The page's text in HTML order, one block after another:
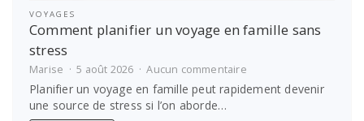
VOYAGES
Comment planifier un voyage en famille sans
stress
Marise 5 août 2026 Aucun commentairesur
Comment
planifier
Planifier un voyage en famille peut rapidement devenir
une source de stress si l’on aborde…